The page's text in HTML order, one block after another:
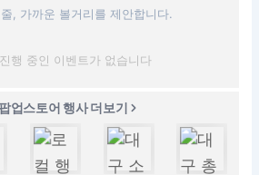
, 가까운 볼거리를 제안합니다.
행 중인 이벤트가 없습니다
업스토어 행사 더보기